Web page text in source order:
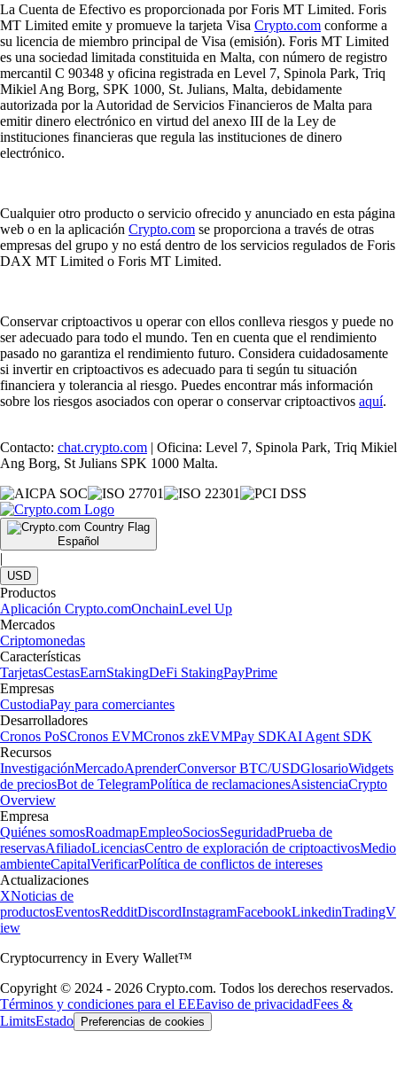
La Cuenta de Efectivo es proporcionada por Foris MT Limited. Foris
MT Limited emite y promueve la tarjeta Visa Crypto.com conforme a
su licencia de miembro principal de Visa (emisión). Foris MT Limited
es una sociedad limitada constituida en Malta, con número de registro
mercantil C 90348 y oficina registrada en Level 7, Spinola Park, Triq
Mikiel Ang Borg, SPK 1000, St. Julians, Malta, debidamente
autorizada por la Autoridad de Servicios Financieros de Malta para
emitir dinero electrónico en virtud del anexo III de la Ley de
instituciones financieras que regula las instituciones de dinero
electrónico.
Cualquier otro producto o servicio ofrecido y anunciado en esta página
web o en la aplicación Crypto.com se proporciona a través de otras
empresas del grupo y no está dentro de los servicios regulados de Foris
DAX MT Limited o Foris MT Limited.
Conservar criptoactivos u operar con ellos conlleva riesgos y puede no
ser adecuado para todo el mundo. Ten en cuenta que el rendimiento
pasado no garantiza el rendimiento futuro. Considera cuidadosamente
si invertir en criptoactivos es adecuado para ti según tu situación
financiera y tolerancia al riesgo. Puedes encontrar más información
sobre los riesgos asociados con operar o conservar criptoactivos aquí.
Contacto: chat.crypto.com | Oficina: Level 7, Spinola Park, Triq Mikiel
Ang Borg, St Julians SPK 1000 Malta.
Español
|
USD
Productos
Aplicación Crypto.comOnchainLevel Up
Mercados
Criptomonedas
Características
TarjetasCestasEarnStakingDeFi StakingPayPrime
Empresas
CustodiaPay para comerciantes
Desarrolladores
Cronos PoSCronos EVMCronos zkEVMPay SDKAI Agent SDK
Recursos
InvestigaciónMercadoAprenderConversor BTC/USDGlosarioWidgets
de preciosBot de TelegramPolítica de reclamacionesAsistenciaCrypto
Overview
Empresa
Quiénes somosRoadmapEmpleoSociosSeguridadPrueba de
reservasAfiliadoLicenciasCentro de exploración de criptoactivosMedio
ambienteCapitalVerificarPolítica de conflictos de intereses
Actualizaciones
XNoticias de
productosEventosRedditDiscordInstagramFacebookLinkedinTradingV
iew
Cryptocurrency in Every Wallet™
Copyright © 2024 - 2026 Crypto.com. Todos los derechos reservados.
Términos y condiciones para el EEEaviso de privacidadFees &
LimitsEstado Preferencias de cookies